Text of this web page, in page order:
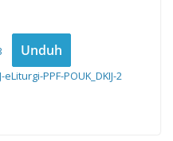
Unduh
PPF-POUK_DKIJ-2